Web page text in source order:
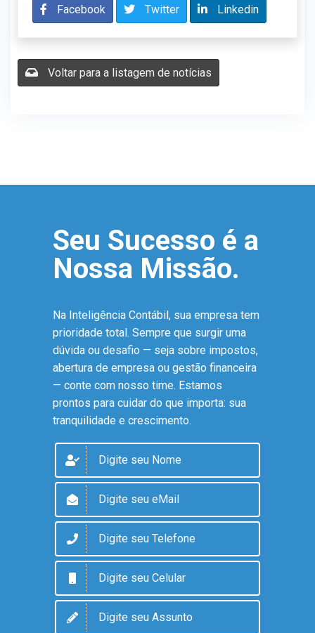
Facebook Twitter Linkedin
Voltar para a listagem de notícias
Seu Sucesso é a
Nossa Missão.
Na Inteligência Contábil, sua empresa tem
prioridade total. Sempre que surgir uma
dúvida ou desafio — seja sobre impostos,
abertura de empresa ou gestão financeira
— conte com nosso time. Estamos
prontos para cuidar do que importa: sua
tranquilidade e crescimento.